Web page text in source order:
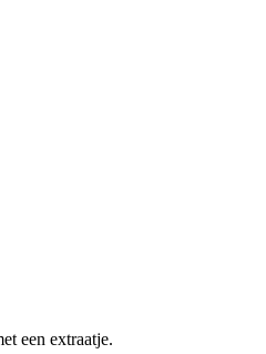
een extraatje.